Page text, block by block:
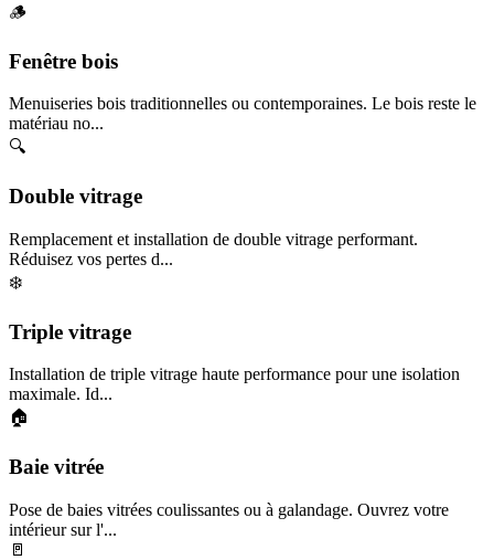
🪵
Fenêtre bois
Menuiseries bois traditionnelles ou contemporaines. Le bois reste le
matériau no...
🔍
Double vitrage
Remplacement et installation de double vitrage performant.
Réduisez vos pertes d...
❄️
Triple vitrage
Installation de triple vitrage haute performance pour une isolation
maximale. Id...
🏠
Baie vitrée
Pose de baies vitrées coulissantes ou à galandage. Ouvrez votre
intérieur sur l'...
🚪